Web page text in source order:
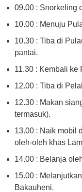
09.00 : Snorkeling
10.00 : Menuju
10.30 : Tiba di
pantai.
11.30 : Kembali ke
12.00 : Tiba di
12.30 : Makan
termasuk).
13.00 : Naik mobil
oleh-oleh khas
14.00 : Belanja
15.00 :
Bakauheni.